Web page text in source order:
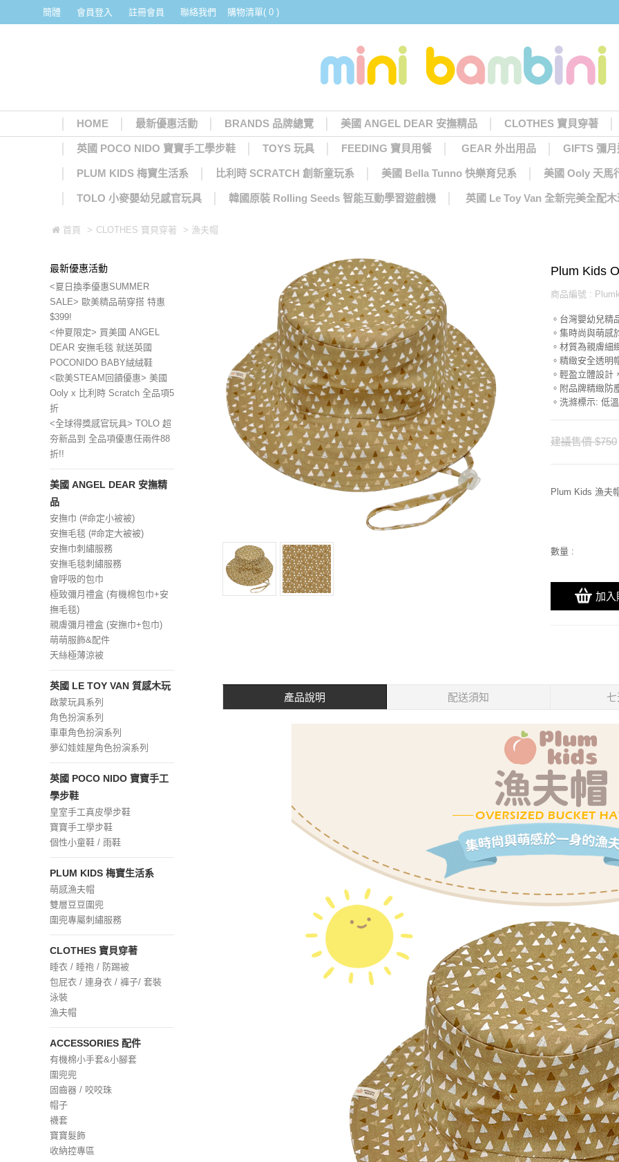
簡體 會員登入 註冊會員 聯絡我們 購物清單( 0 )
HOME 最新優惠活動 BRANDS 品牌總覽 美國 ANGEL DEAR 安撫精品 CLOTHES 寶貝穿著
英國 POCO NIDO 寶寶手工學步鞋 TOYS 玩具 FEEDING 寶貝用餐 GEAR 外出用品 GIFTS 彌
PLUM KIDS 梅寶生活系 比利時 SCRATCH 創新童玩系 美國 Bella Tunno 快樂育兒系 美國 Ooly 天馬
TOLO 小麥嬰幼兒感官玩具 韓國原裝 Rolling Seeds 智能互動學習遊戲機 英國 Le Toy Van 全新完美全配
首頁 > CLOTHES 寶貝穿著 > 漁夫帽
最新優惠活動
<夏日換季優惠SUMMER
SALE> 歐美精品萌穿搭 特惠
$399!
<仲夏限定> 買美國 ANGEL
DEAR 安撫毛毯 就送英國
POCONIDO BABY絨絨鞋
<歐美STEAM回饋優惠> 美國
Ooly x 比利時 Scratch 全品項5
折
<全球得獎感官玩具> TOLO 超
夯新品到 全品項優惠任兩件88
折!!
美國 ANGEL DEAR 安撫精
品
安撫巾 (#命定小被被)
安撫毛毯 (#命定大被被)
安撫巾刺繡服務
安撫毛毯刺繡服務
會呼吸的包巾
極致彌月禮盒 (有機棉包巾+安
撫毛毯)
親膚彌月禮盒 (安撫巾+包巾)
萌萌服飾&配件
天絲極薄涼被
英國 LE TOY VAN 質感木玩
啟蒙玩具系列
角色扮演系列
車車角色扮演系列
夢幻娃娃屋角色扮演系列
英國 POCO NIDO 寶寶手工
學步鞋
皇室手工真皮學步鞋
寶寶手工學步鞋
個性小童鞋 / 雨鞋
PLUM KIDS 梅寶生活系
萌感漁夫帽
雙層豆豆圍兜
圍兜專屬刺繡服務
CLOTHES 寶貝穿著
睡衣 / 睡袍 / 防踢被
包屁衣 / 連身衣 / 褲子/ 套裝
泳裝
漁夫帽
ACCESSORIES 配件
有機棉小手套&小腳套
圍兜兜
固齒器 / 咬咬珠
帽子
襪套
寶寶髮飾
收納控專區
Plum Kids
商品編號 :
。台灣嬰幼兒精
。集時尚與萌感
。材質為親膚細
。精緻安全透明
。輕盈立體設計
。附品牌精緻防
。洗滌標示: 低
建議售價 $750
Plum Kids 漁
數量 :
加入
產品說明 配送須知